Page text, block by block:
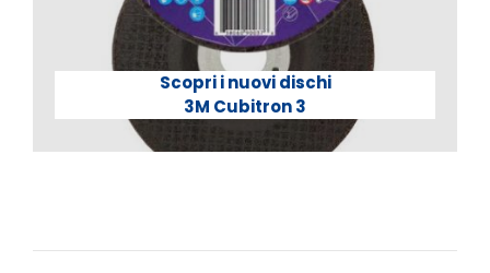
Scopri i nuovi dischi
3M Cubitron 3